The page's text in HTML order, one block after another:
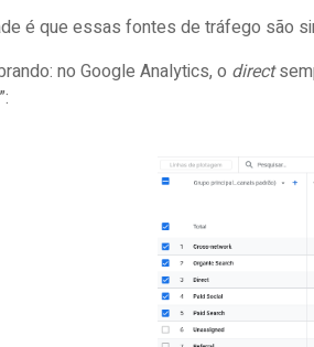
é que essas fontes de tráfego são
no Google Analytics, o direct